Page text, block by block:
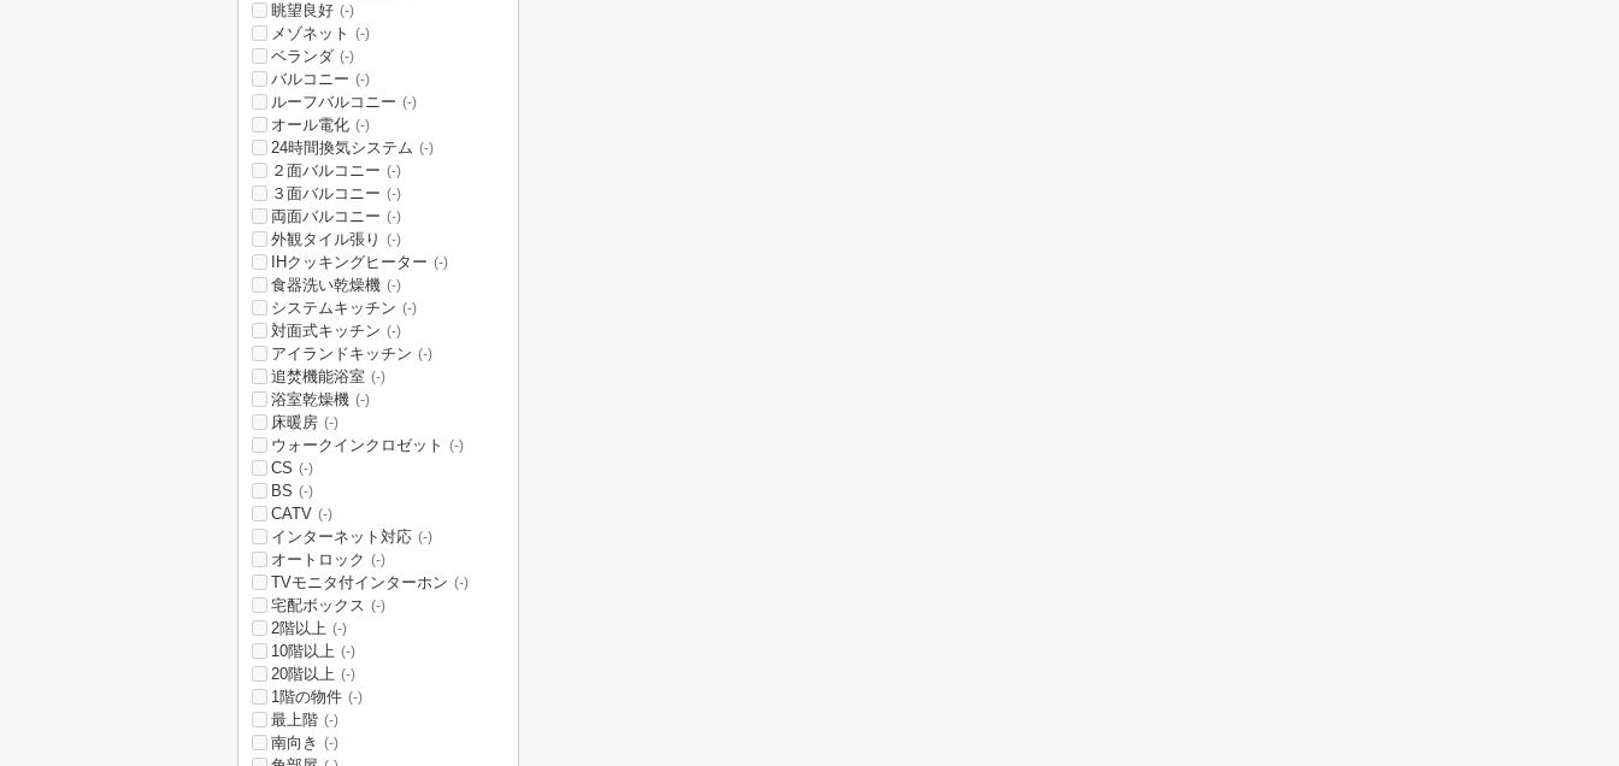
眺望良好 (-)
メゾネット (-)
ベランダ (-)
バルコニー (-)
ルーフバルコニー (-)
オール電化 (-)
24時間換気システム (-)
２面バルコニー (-)
３面バルコニー (-)
両面バルコニー (-)
外観タイル張り (-)
IHクッキングヒーター (-)
食器洗い乾燥機 (-)
システムキッチン (-)
対面式キッチン (-)
アイランドキッチン (-)
追焚機能浴室 (-)
浴室乾燥機 (-)
床暖房 (-)
ウォークインクロゼット (-)
CS (-)
BS (-)
CATV (-)
インターネット対応 (-)
オートロック (-)
TVモニタ付インターホン (-)
宅配ボックス (-)
2階以上 (-)
10階以上 (-)
20階以上 (-)
1階の物件 (-)
最上階 (-)
南向き (-)